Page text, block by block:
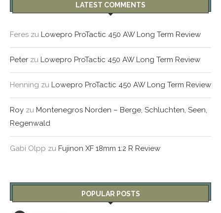
LATEST COMMENTS
Feres zu Lowepro ProTactic 450 AW Long Term Review
Peter zu Lowepro ProTactic 450 AW Long Term Review
Henning zu Lowepro ProTactic 450 AW Long Term Review
Roy zu Montenegros Norden – Berge, Schluchten, Seen,
Regenwald
Gabi Olpp zu Fujinon XF 18mm 1:2 R Review
POPULAR POSTS